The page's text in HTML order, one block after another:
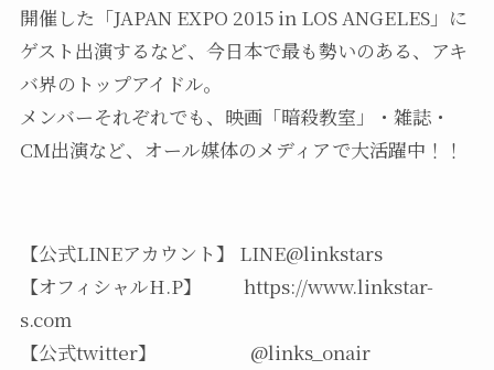
開催した「JAPAN EXPO 2015 in LOS ANGELES」に
ゲスト出演するなど、今日本で最も勢いのある、アキ
バ界のトップアイドル。
メンバーそれぞれでも、映画「暗殺教室」・雑誌・
CM出演など、オール媒体のメディアで大活躍中！！
【公式LINEアカウント】 LINE@linkstars
【オフィシャルH.P】 https://www.linkstar-
s.com
【公式twitter】 @links_onair